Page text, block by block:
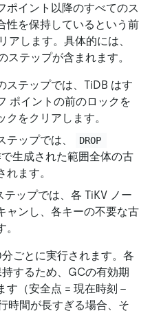
ポイント以降のすべてのス
性を保持しているという前
アします。具体的には、
テップが含まれます。
ステップでは、TiDB はす
ポイントの前のロックを
をクリアします。
テップでは、
DROP
生成された範囲全体の古
ます。
ップでは、各 TiKV ノー
ャンし、各キーの不要な古
ごとに実行されます。各
するため、GCの有効期
す（安全点 = 現在時刻 -
時間が長すぎる場合、そ